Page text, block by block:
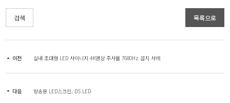
검색 목록으로
이전 실내 초대형 LED 사이니지 4K영상 주사율 7680Hz 설치 사례
다음 방송용 LED스크린, DS LED